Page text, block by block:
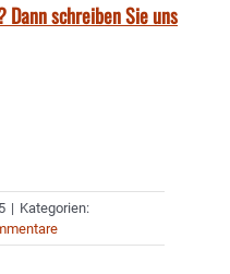
schreiben Sie uns
| Kategorien: